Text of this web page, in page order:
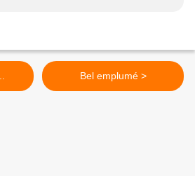
Bel emplumé >